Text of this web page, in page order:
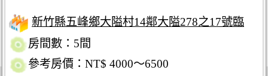
新竹縣五峰鄉大隘村14鄰大隘278之17號臨
房間數：5間
參考房價：NT$ 4000～6500